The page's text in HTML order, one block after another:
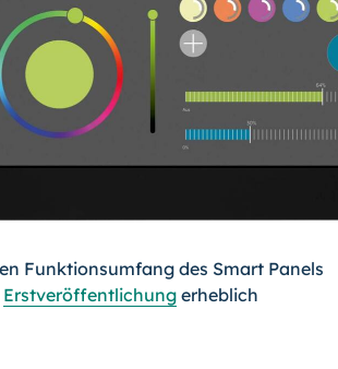
Funktionsumfang des Smart Panels
Erstveröffentlichung erheblich